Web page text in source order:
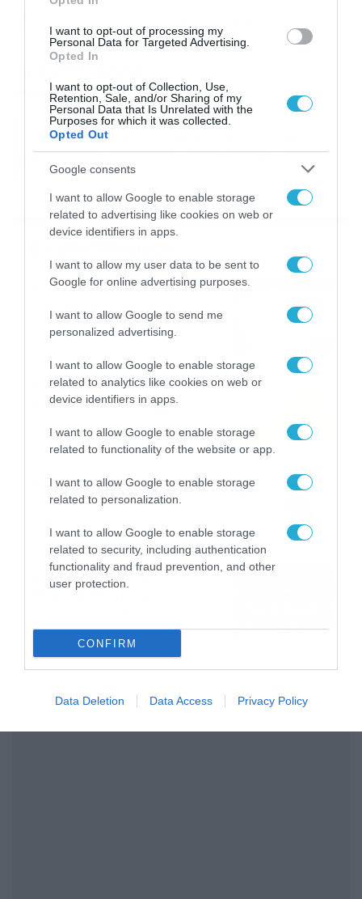
I want to opt-out of processing my
Personal Data for Targeted Advertising.
Opted In
I want to opt-out of Collection, Use,
Retention, Sale, and/or Sharing of my
Personal Data that Is Unrelated with the
Purposes for which it was collected.
Opted Out
Google consents
I want to allow Google to enable storage
related to advertising like cookies on web or
device identifiers in apps.
I want to allow my user data to be sent to
Google for online advertising purposes.
I want to allow Google to send me
personalized advertising.
I want to allow Google to enable storage
related to analytics like cookies on web or
device identifiers in apps.
I want to allow Google to enable storage
related to functionality of the website or app.
I want to allow Google to enable storage
related to personalization.
I want to allow Google to enable storage
related to security, including authentication
functionality and fraud prevention, and other
user protection.
CONFIRM
Data Deletion Data Access Privacy Policy
Πηγή φωτογραφίας – depositphotos.com
Ακολούθησε το dokari.gr στο
News
για όλες τις τελευταίες ειδήσεις
Το Release Athens
Festival 2026 άφησε τις
καλύτερες μουσικές
αναμνήσεις
Καιρός: Σάκης Αρναούτογλου
για την τάση έως της
04/08/2026 22:07
Καιρός: Κολυδάς για τάση
15νθημέρου και ζέστη 8-10
04/08/2026 21:46
Το Lounge ήρθε στο
Allwyn.gr και μπορείς να
διαρκείας του
Παναθηναϊκού AKTOR
04/08/2026 16:18